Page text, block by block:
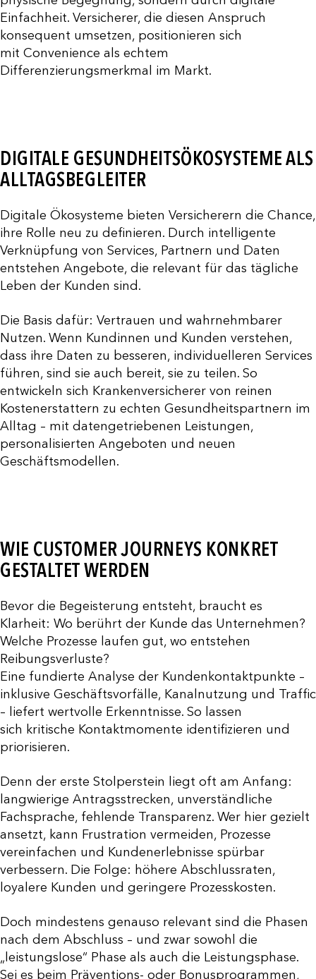
Einfachheit. Versicherer, die diesen Anspruch
konsequent umsetzen, positionieren sich
mit Convenience als echtem
Differenzierungsmerkmal im Markt.
DIGITALE GESUNDHEITSÖKOSYSTEME ALS
ALLTAGSBEGLEITER
Digitale Ökosysteme bieten Versicherern die Chance,
ihre Rolle neu zu definieren. Durch intelligente
Verknüpfung von Services, Partnern und Daten
entstehen Angebote, die relevant für das tägliche
Leben der Kunden sind.
Die Basis dafür: Vertrauen und wahrnehmbarer
Nutzen. Wenn Kundinnen und Kunden verstehen,
dass ihre Daten zu besseren, individuelleren Services
führen, sind sie auch bereit, sie zu teilen. So
entwickeln sich Krankenversicherer von reinen
Kostenerstattern zu echten Gesundheitspartnern im
Alltag – mit datengetriebenen Leistungen,
personalisierten Angeboten und neuen
Geschäftsmodellen.
WIE CUSTOMER JOURNEYS KONKRET
GESTALTET WERDEN
Bevor die Begeisterung entsteht, braucht es
Klarheit: Wo berührt der Kunde das Unternehmen?
Welche Prozesse laufen gut, wo entstehen
Reibungsverluste?
Eine fundierte Analyse der Kundenkontaktpunkte –
inklusive Geschäftsvorfälle, Kanalnutzung und Traffic
– liefert wertvolle Erkenntnisse. So lassen
sich kritische Kontaktmomente identifizieren und
priorisieren.
Denn der erste Stolperstein liegt oft am Anfang:
langwierige Antragsstrecken, unverständliche
Fachsprache, fehlende Transparenz. Wer hier gezielt
ansetzt, kann Frustration vermeiden, Prozesse
vereinfachen und Kundenerlebnisse spürbar
verbessern. Die Folge: höhere Abschlussraten,
loyalere Kunden und geringere Prozesskosten.
Doch mindestens genauso relevant sind die Phasen
nach dem Abschluss – und zwar sowohl die
„leistungslose“ Phase als auch die Leistungsphase.
Sei es beim Präventions- oder Bonusprogrammen,